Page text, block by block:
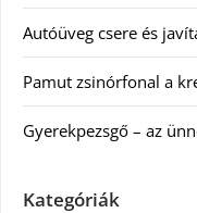
Autóüveg csere és
Pamut zsinórfonal a
Gyerekpezsgő – az
Kategóriák